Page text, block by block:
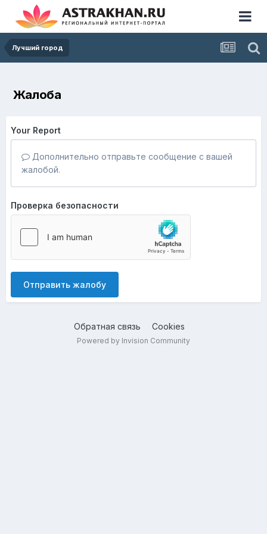
Лучший город
Жалоба
Your Report
Дополнительно отправьте сообщение с вашей
жалобой.
Проверка безопасности
Отправить жалобу
Обратная связь Cookies
Powered by Invision Community